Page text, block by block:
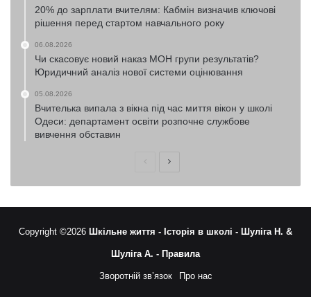
20% до зарплати вчителям: Кабмін визначив ключові
рішення перед стартом навчального року
06.08.2026
Чи скасовує новий наказ МОН групи результатів?
Юридичний аналіз нової системи оцінювання
05.08.2026
Вчителька випала з вікна під час миття вікон у школі
Одеси: департамент освіти розпочне службове
вивчення обставин
ПопередняНаступна
Copyright ©2026 Шкільне життя - Історія в школі - Шуліга Н. &
Шуліга А. - Правила
Зворотній зв’язок Про нас